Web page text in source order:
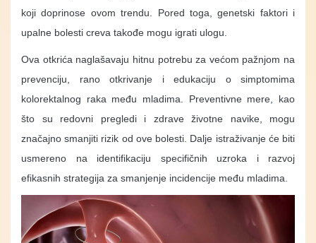
koji doprinose ovom trendu. Pored toga, genetski faktori i
upalne bolesti creva takođe mogu igrati ulogu.
Ova otkrića naglašavaju hitnu potrebu za većom pažnjom na
prevenciju, rano otkrivanje i edukaciju o simptomima
kolorektalnog raka među mladima. Preventivne mere, kao
što su redovni pregledi i zdrave životne navike, mogu
značajno smanjiti rizik od ove bolesti. Dalje istraživanje će biti
usmereno na identifikaciju specifičnih uzroka i razvoj
efikasnih strategija za smanjenje incidencije među mladima​.